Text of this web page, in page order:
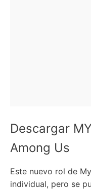
Descargar
Among Us
Este nuevo rol de
individual, pero se